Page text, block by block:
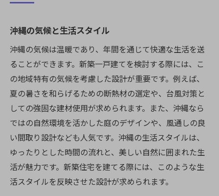
沖縄の気候と生活スタイル
沖縄の気候は温暖であり、年間を通じて快適な生活を送
ることができます。新築一戸建てを検討する際には、こ
の地域特有の気候を考慮した設計が重要です。例えば、
夏の暑さを和らげるための断熱材の選定や、台風対策と
しての強固な建材使用が求められます。また、沖縄なら
ではの自然環境を活かした庭のデザインや、風通しの良
い間取り設計なども人気です。沖縄の生活スタイルは、
ゆったりとした時間の流れと、美しい自然に囲まれた生
活が魅力です。新築住宅を建てる際には、このような生
活スタイルを反映させた設計が求められます。